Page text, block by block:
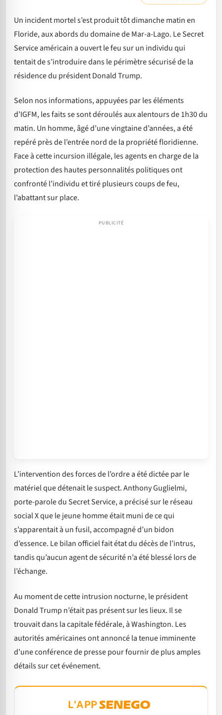
Un incident mortel s’est produit tôt dimanche matin en
Floride, aux abords du domaine de Mar-a-Lago. Le Secret
Service américain a ouvert le feu sur un individu qui
tentait de s’introduire dans le périmètre sécurisé de la
résidence du président Donald Trump.
Selon nos informations, appuyées par les éléments
d’IGFM, les faits se sont déroulés aux alentours de 1h30 du
matin. Un homme, âgé d’une vingtaine d’années, a été
repéré près de l’entrée nord de la propriété floridienne.
Face à cette incursion illégale, les agents en charge de la
protection des hautes personnalités politiques ont
confronté l’individu et tiré plusieurs coups de feu,
l’abattant sur place.
L’intervention des forces de l’ordre a été dictée par le
matériel que détenait le suspect. Anthony Guglielmi,
porte-parole du Secret Service, a précisé sur le réseau
social X que le jeune homme était muni de ce qui
s’apparentait à un fusil, accompagné d’un bidon
d’essence. Le bilan officiel fait état du décès de l’intrus,
tandis qu’aucun agent de sécurité n’a été blessé lors de
l’échange.
Au moment de cette intrusion nocturne, le président
Donald Trump n’était pas présent sur les lieux. Il se
trouvait dans la capitale fédérale, à Washington. Les
autorités américaines ont annoncé la tenue imminente
d’une conférence de presse pour fournir de plus amples
détails sur cet événement.
L'APP